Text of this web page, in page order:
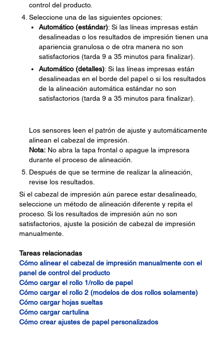
control del producto.
Seleccione una de las siguientes opciones:
Automático (estándar): Si las líneas impresas están
desalineadas o los resultados de impresión tienen una
apariencia granulosa o de otra manera no son
satisfactorios (tarda 9 a 35 minutos para finalizar).
Automático (detalles): Si las líneas impresas están
desalineadas en el borde del papel o si los resultados
de la alineación automática estándar no son
satisfactorios (tarda 9 a 35 minutos para finalizar).
Los sensores leen el patrón de ajuste y automáticamente
alinean el cabezal de impresión.
Nota: No abra la tapa frontal o apague la impresora
durante el proceso de alineación.
Después de que se termine de realizar la alineación,
revise los resultados.
Si el cabezal de impresión aún parece estar desalineado,
seleccione un método de alineación diferente y repita el
proceso. Si los resultados de impresión aún no son
satisfactorios, ajuste la posición de cabezal de impresión
manualmente.
Tareas relacionadas
Cómo alinear el cabezal de impresión manualmente con el
panel de control del producto
Cómo cargar el rollo 1/rollo de papel
Cómo cargar el rollo 2 (modelos de dos rollos solamente)
Cómo cargar hojas sueltas
Cómo cargar cartulina
Cómo crear ajustes de papel personalizados